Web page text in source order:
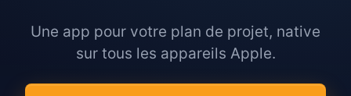
Une app pour votre plan de projet, native
sur tous les appareils Apple.